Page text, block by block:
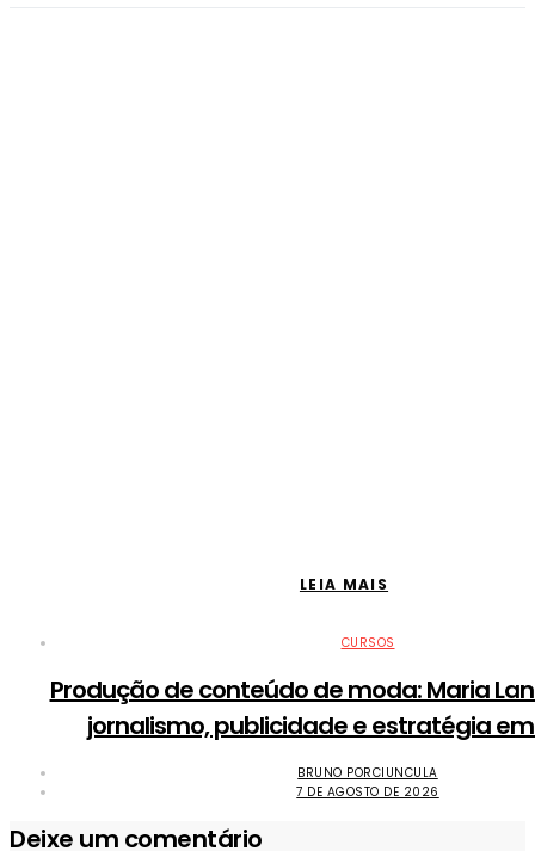
LEIA MAIS
CURSOS
Produção de conteúdo de moda: Maria
jornalismo, publicidade e estratégia
BRUNO PORCIUNCULA
7 DE AGOSTO DE 2026
Deixe um comentário